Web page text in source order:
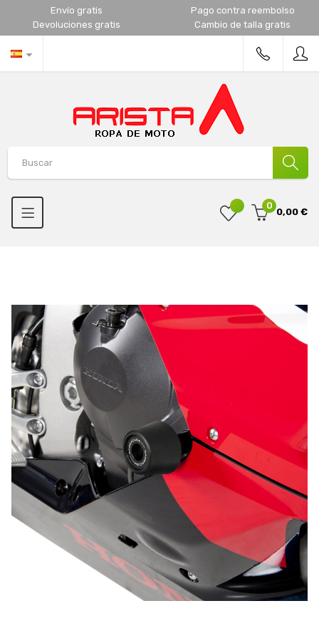
Envío gratis
Pago contra reembolso
Devoluciones gratis
Cambio de talla gratis
0
0,00 €